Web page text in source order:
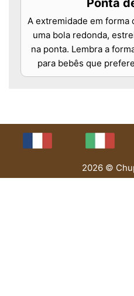
Ponta
A extremidade em forma
uma bola redonda,
na ponta. Lembra a
para bebês que
2026 ©